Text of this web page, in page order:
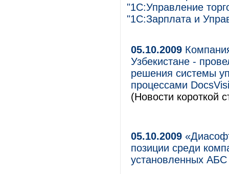
"1С:Управление
"1С:Зарплата и
05.10.2009
Узбекистане -
решения системы
процессами
(Новости короткой
05.10.2009
позиции среди
установленных АБС